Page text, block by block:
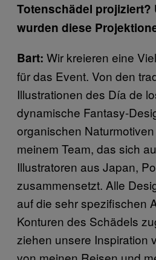
Totenschädel projiziert?
wurden diese
Bart: Wir kreieren eine
für das Event. Von den
Illustrationen des Día de
dynamische Fantasy-
organischen
meinem Team, das sich
Illustratoren aus Japan,
zusammensetzt. Alle
auf die sehr spezifischen
Konturen des Schädels
ziehen unsere Inspiration